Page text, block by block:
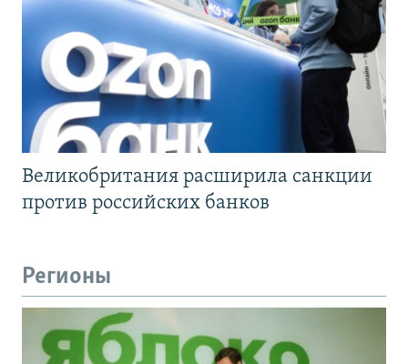
Великобритания расширила санкции
против российских банков
Регионы